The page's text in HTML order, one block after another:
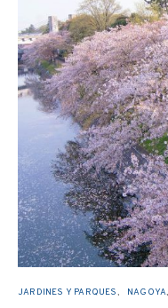
JARDINES Y PARQUES NAGOYA